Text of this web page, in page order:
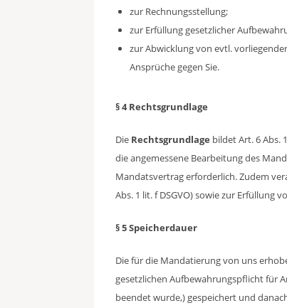
zur Rechnungsstellung;
zur Erfüllung gesetzlicher
zur Abwicklung von evtl.
Ansprüche gegen Sie.
§ 4 Rechtsgrundlage
Die Rechtsgrundlage bildet Art. 6 Abs.
die angemessene Bearbeitung des
Mandatsvertrag erforderlich. Zudem
Abs. 1 lit. f DSGVO) sowie zur Erfüllung
§ 5 Speicherdauer
Die für die Mandatierung von uns
gesetzlichen Aufbewahrungspflicht für
beendet wurde,) gespeichert und